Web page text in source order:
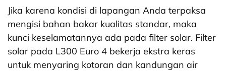
Jika karena kondisi di lapangan Anda terpaksa
mengisi bahan bakar kualitas standar, maka
kunci keselamatannya ada pada filter solar. Filter
solar pada L300 Euro 4 bekerja ekstra keras
untuk menyaring kotoran dan kandungan air